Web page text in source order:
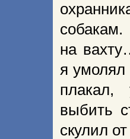
на
я умолял
плакал,
выбить
скулил